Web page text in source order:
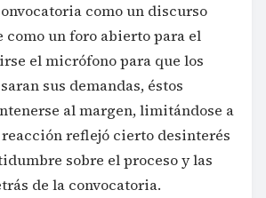
como un discurso
como un foro abierto para el
el micrófono para que los
sus demandas, éstos
al margen, limitándose a
reacción reflejó cierto desinterés
sobre el proceso y las
de la convocatoria.